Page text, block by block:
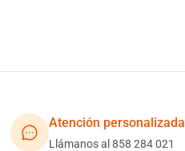
Atención personalizada
Llámanos al 858 284 021